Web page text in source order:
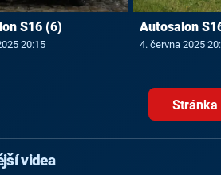
S16 (6)
20:15
Autosalon
4. června 2025
Stránka
videa